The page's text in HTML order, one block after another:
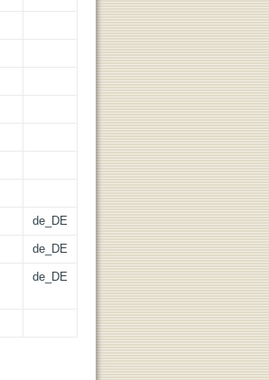
de_DE
de_DE
de_DE